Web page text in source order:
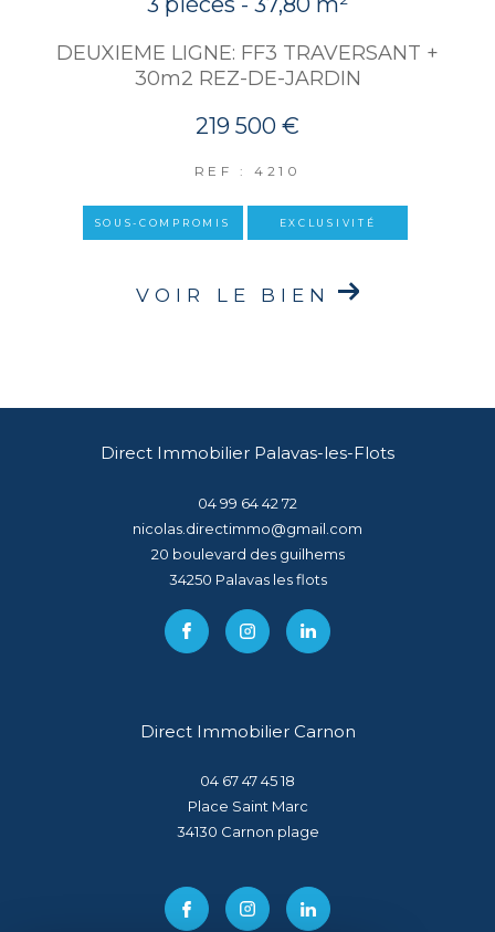
DEUXIEME LIGNE: FF3 TRAVERSANT +
30m2 REZ-DE-JARDIN
219 500 €
REF : 4210
SOUS-COMPROMIS EXCLUSIVITÉ
VOIR LE BIEN
Direct Immobilier Palavas-les-Flots
04 99 64 42 72
nicolas.directimmo@gmail.com
20 boulevard des guilhems
34250
palavas les flots
Direct Immobilier Carnon
04 67 47 45 18
Place Saint Marc
34130
carnon plage